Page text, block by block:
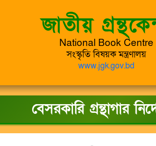
জাতীয়
National Book Centre
সংস্কৃতি বিষয়ক মন্ত্রণালয়
www.jgk.gov.bd
বেসরকারি গ্রন্থাগার